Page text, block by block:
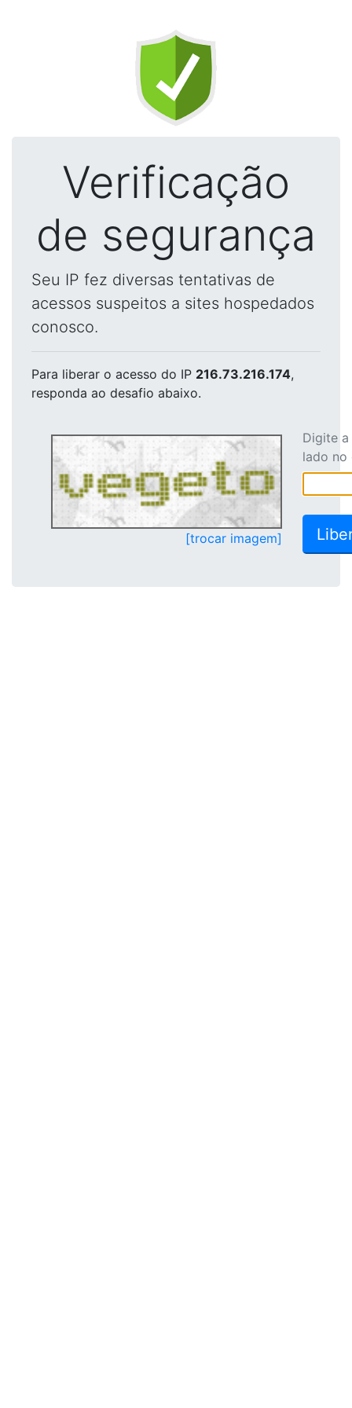
Verificação
de segurança
Seu IP fez diversas tentativas de
acessos suspeitos a sites hospedados
conosco.
Para liberar o acesso do IP 216.73.216.174,
responda ao desafio abaixo.
[trocar imagem]
Digite
lado no